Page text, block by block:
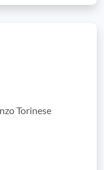
Torinese